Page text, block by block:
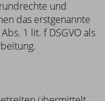
und
das erstgenannte
1 lit. f DSGVO als